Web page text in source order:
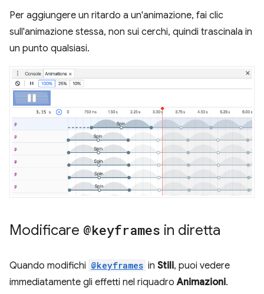
Per aggiungere un ritardo a un'animazione, fai clic
sull'animazione stessa, non sui cerchi, quindi trascinala in
un punto qualsiasi.
Modificare @keyframes in diretta
Quando modifichi @keyframes in Stili, puoi vedere
immediatamente gli effetti nel riquadroAnimazioni.